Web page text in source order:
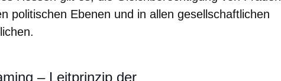
politischen Ebenen und in allen gesellschaftlichen
– Leitprinzip der